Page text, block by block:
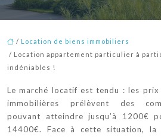
/ Location de biens immobiliers
/ Location appartement particulier à
indéniables !
Le marché locatif est tendu : les
immobilières prélèvent des
pouvant atteindre jusqu’à 1200€
14400€. Face à cette situation, la